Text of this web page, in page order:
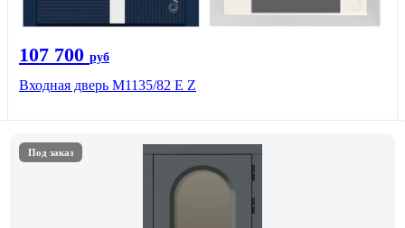
107 700 руб
Входная дверь М1135/82 Е Z
Под заказ